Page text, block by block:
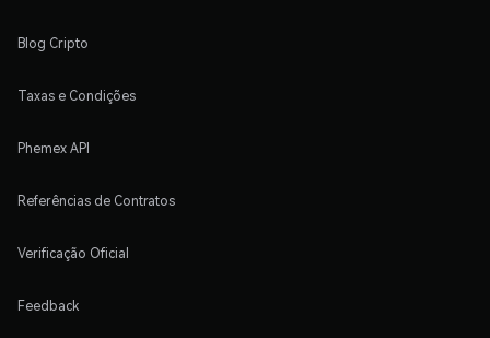
Blog Cripto
Taxas e Condições
Phemex API
Referências de Contratos
Verificação Oficial
Feedback